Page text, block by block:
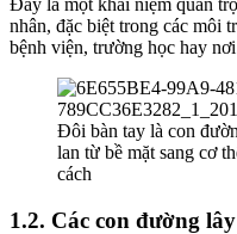
Đây là một khái niệm quan
nhân, đặc biệt trong các môi
bệnh viện, trường học hay
Đôi bàn tay là con
lan từ bề mặt sang cơ
cách
1.2. Các con đường